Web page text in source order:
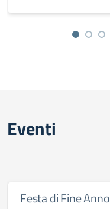
Eventi
Festa di Fine Anno